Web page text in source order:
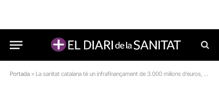
Portada » La sanitat catalana té un infrafinançament de 3.000 milions d’euros, segons la UPF